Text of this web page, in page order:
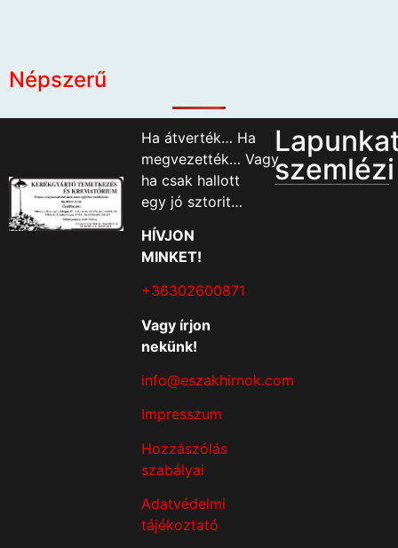
Népszerű
Ha átverték… Ha
megvezették… Vagy
ha csak hallott
egy jó sztorit…
HÍVJON
MINKET!
+36302600871
Vagy írjon
nekünk!
info@eszakhirnok.com
Impresszum
Hozzászólás
szabályai
Adatvédelmi
tájékoztató
szemlézi